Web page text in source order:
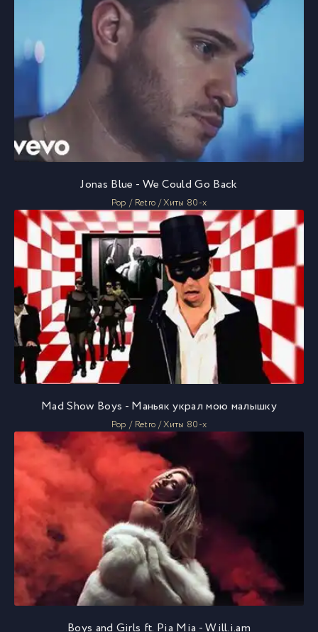
Jonas Blue - We Could Go Back
Pop / Retro / Хиты 80-х
Mad Show Boys - Маньяк украл мою малышку
Pop / Retro / Хиты 80-х
Boys and Girls ft. Pia Mia - Will.i.am